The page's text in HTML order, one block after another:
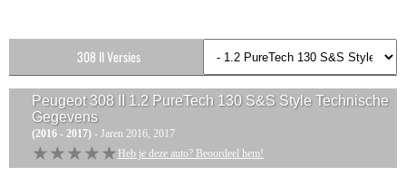
Peugeot 308 II 1.2 PureTech 130 S&S Style Technische
Gegevens
(2016 - 2017) - Jaren 2016, 2017
★★★★★
★★★★★ Heb je deze auto? Beoordeel hem!
308 II Versies